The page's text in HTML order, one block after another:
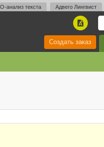
анализ текста Адвего Лингвист
A
Создать заказ